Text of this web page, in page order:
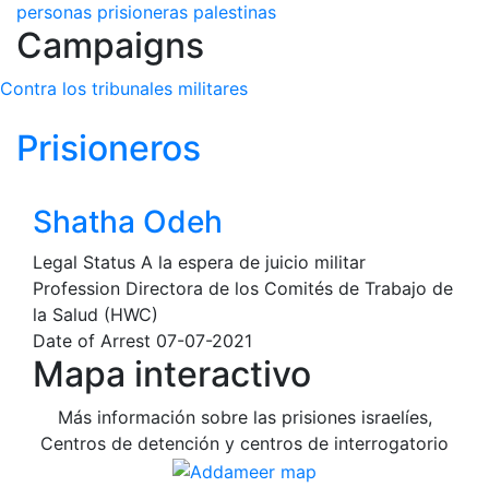
personas prisioneras palestinas
Campaigns
Contra los tribunales militares
Prisioneros
Shatha Odeh
Legal Status A la espera de juicio militar
Profession Directora de los Comités de Trabajo de
la Salud (HWC)
Date of Arrest 07-07-2021
Mapa interactivo
Más información sobre las prisiones israelíes,
Centros de detención y centros de interrogatorio